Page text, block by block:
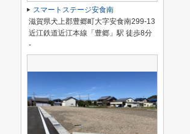
スマートステージ安食南
滋賀県犬上郡豊郷町大字安食南299-13
近江鉄道近江本線「豊郷」駅 徒歩8分
-